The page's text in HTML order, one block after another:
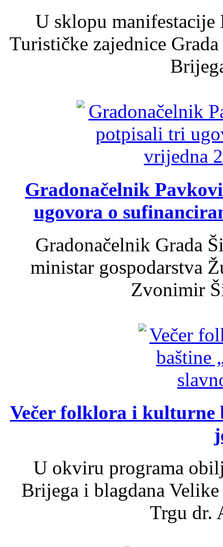
U sklopu
Turističke zajednice
Gradonačelnik
ugovora o
Gradonačelnik Grada
ministar gospodarstva
Zvonimir
Večer folklora i kulturne
U okviru programa
Brijega i blagdana
Trgu dr.